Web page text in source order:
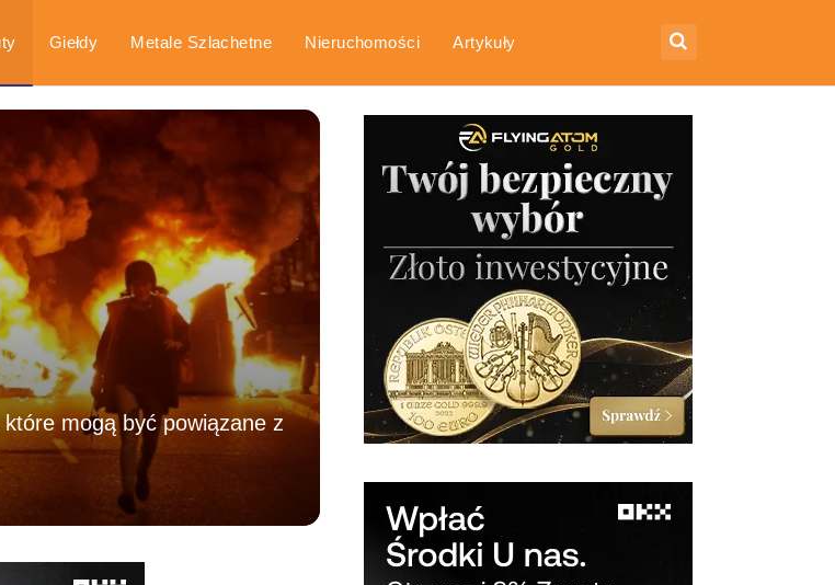
Giełdy Metale Szlachetne Nieruchomości Artykuły
mogą być powiązane z